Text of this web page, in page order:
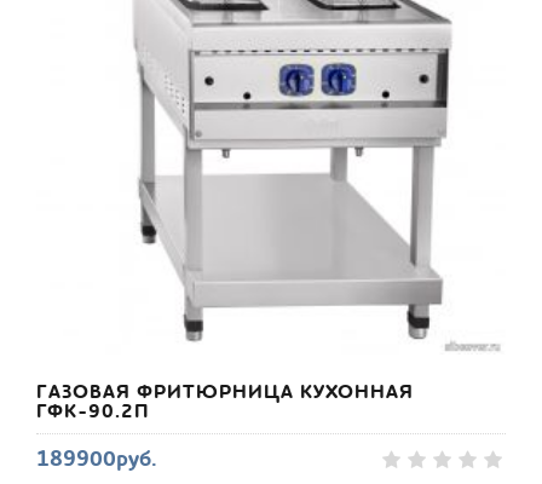
ГАЗОВАЯ ФРИТЮРНИЦА КУХОННАЯ
ГФК-90.2П
189900руб.